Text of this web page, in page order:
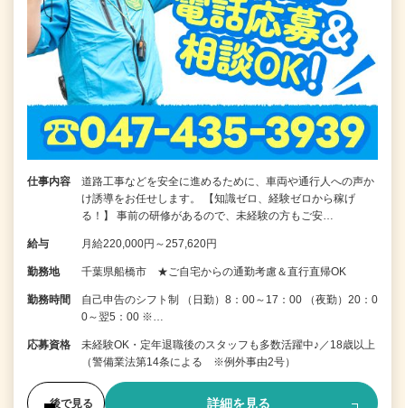
仕事内容
道路工事などを安全に進めるために、車両や通行人への声か
け誘導をお任せします。 【知識ゼロ、経験ゼロから稼げ
る！】 事前の研修があるので、未経験の方もご安…
給与 月給220,000円～257,620円
勤務地 千葉県船橋市 ★ご自宅からの通勤考慮＆直行直帰OK
勤務時間
自己申告のシフト制 （日勤）8：00～17：00 （夜勤）20：0
0～翌5：00 ※…
応募資格
未経験OK・定年退職後のスタッフも多数活躍中♪／18歳以上
（警備業法第14条による ※例外事由2号）
後で見る 詳細を見る